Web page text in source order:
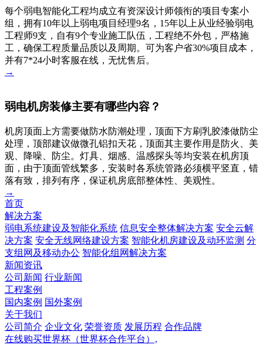
每个弱电智能化工程均成立有资深设计师领衔的项目专案小
组，拥有10年以上弱电项目经理9名，15年以上从业经验弱电
工程师9支，自有9个专业施工队伍，工程绝不外包，严格施
工，确保工程质量品质以及周期。可为客户省30%项目成本，
并有7*24小时客服在线，无忧售后。
→
弱电机房装修主要有哪些内容？
机房顶面上方需要做防水防潮处理，顶面下方刷乳胶漆做防尘
处理，顶部建议做微孔铝扣天花，顶面其主要作用是防火、美
观、降噪、防尘。灯具、烟感、温感探头等均安装在机房顶
面，由于顶面管线繁多，安装时各系统管路必须横平竖直，错
落有致，排列有序，保证机房底部整体性、美观性。
→
首页
解决方案
弱电系统建设及智能化系统 信息安全整体解决方案 安全云解
决方案 安全无线网络建设方案 智能化机房建设及动环监测 分
支组网及移动办公 智能化组网解决方案
新闻资讯
公司新闻 行业新闻
工程案例
国内案例 国外案例
关于我们
公司简介 企业文化 荣誉资质 发展历程 合作品牌
在线购买世界杯（世界杯合作平台）,